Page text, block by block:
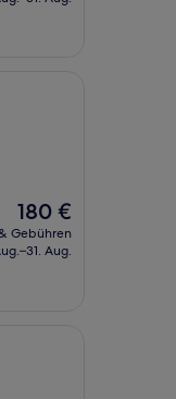
Der
Preis
beträgt
180 €
Gebühren
Aug.